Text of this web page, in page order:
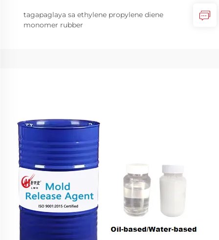
tagapaglaya sa ethylene propylene diene
monomer rubber